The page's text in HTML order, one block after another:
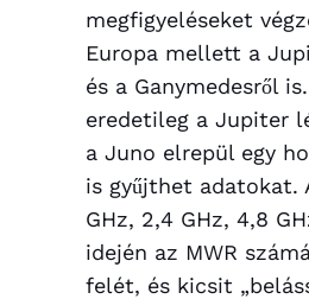
megfigyeléseket
Europa mellett a
és a Ganymedesről
eredetileg a Jupiter
a Juno elrepül egy
is gyűjthet adatokat.
GHz, 2,4 GHz, 4,8
idején az MWR
felét, és kicsit